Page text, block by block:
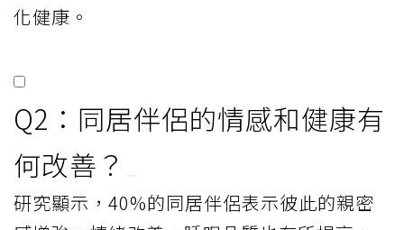
化健康。
Q2：同居伴侶的情感和健康有
何改善？
研究顯示，40%的同居伴侶表示彼此的親密